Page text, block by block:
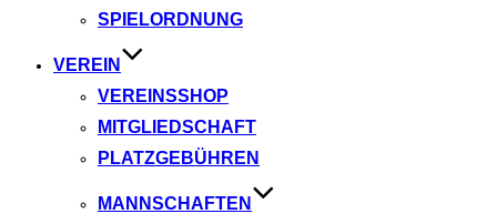
SPIELORDNUNG
VEREIN
VEREINSSHOP
MITGLIEDSCHAFT
PLATZGEBÜHREN
MANNSCHAFTEN